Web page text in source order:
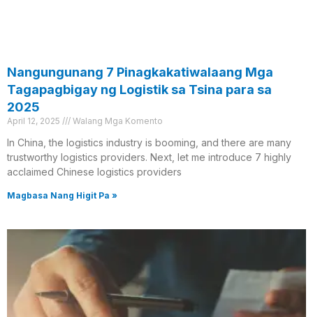
Nangungunang 7 Pinagkakatiwalaang Mga
Tagapagbigay ng Logistik sa Tsina para sa
2025
April 12, 2025 Walang Mga Komento
In China, the logistics industry is booming, and there are many
trustworthy logistics providers. Next, let me introduce 7 highly
acclaimed Chinese logistics providers
Magbasa Nang Higit Pa »